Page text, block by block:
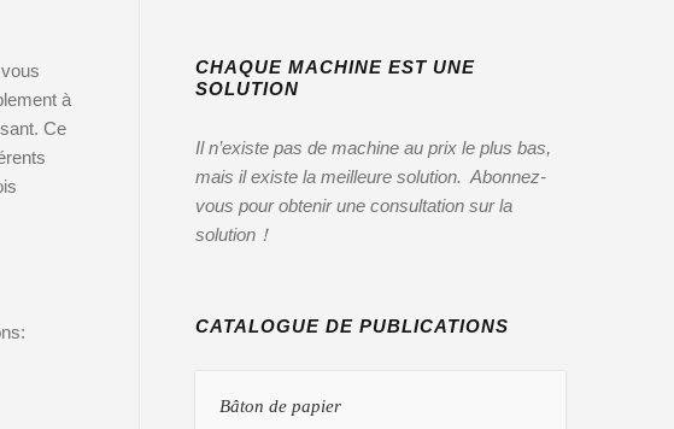
à
Ce
CHAQUE MACHINE EST UNE
SOLUTION
Il n’existe pas de machine au prix le plus bas,
mais il existe la meilleure solution. Abonnez-
vous pour obtenir une consultation sur la
solution！
CATALOGUE DE PUBLICATIONS
Bâton de papier